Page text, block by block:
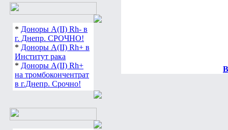
* Доноры А(ІІ) Rh- в
г. Днепр. СРОЧНО!
* Доноры А(ІІ) Rh+ в
Институт рака
* Доноры А(ІІ) Rh+
на тромбокончентрат
в г.Днепр. Срочно!